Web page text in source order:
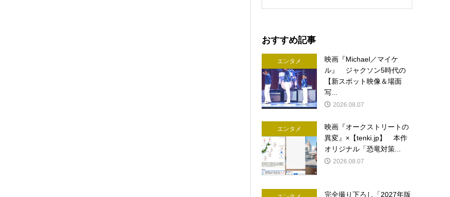
おすすめ記事
エンタメ
映画『Michael／マイケ
ル』 ジャクソン5時代の
【新スポット映像＆場面
写...
2026.08.07
エンタメ
映画『オークストリートの
異変』×【tenki.jp】 本作
オリジナル「恐竜対策...
2026.08.07
完全撮り下ろし「2027年版